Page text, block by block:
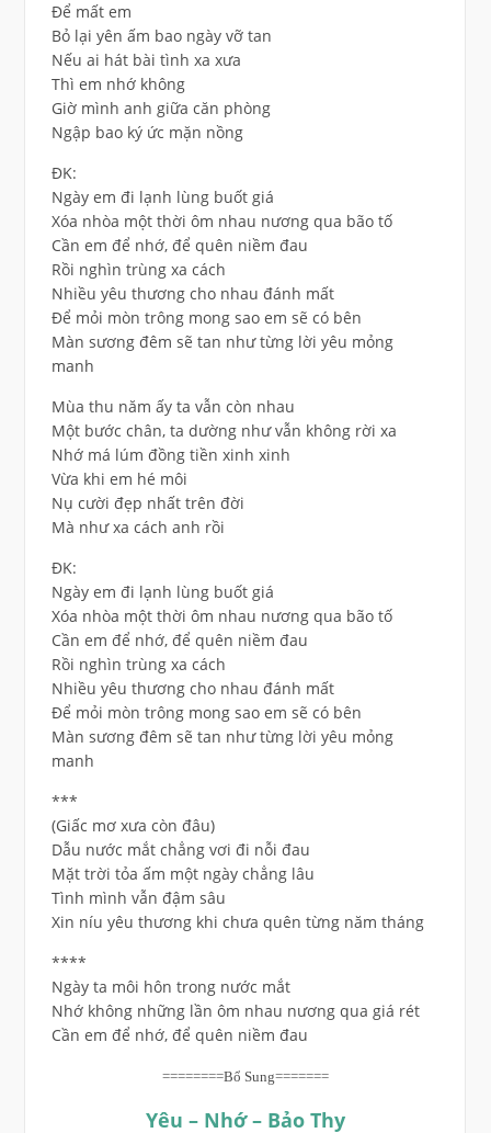
Để mất em
Bỏ lại yên ấm bao ngày vỡ tan
Nếu ai hát bài tình xa xưa
Thì em nhớ không
Giờ mình anh giữa căn phòng
Ngập bao ký ức mặn nồng
ĐK:
Ngày em đi lạnh lùng buốt giá
Xóa nhòa một thời ôm nhau nương qua bão tố
Cần em để nhớ, để quên niềm đau
Rồi nghìn trùng xa cách
Nhiều yêu thương cho nhau đánh mất
Để mỏi mòn trông mong sao em sẽ có bên
Màn sương đêm sẽ tan như từng lời yêu mỏng
manh
Mùa thu năm ấy ta vẫn còn nhau
Một bước chân, ta dường như vẫn không rời xa
Nhớ má lúm đồng tiền xinh xinh
Vừa khi em hé môi
Nụ cười đẹp nhất trên đời
Mà như xa cách anh rồi
ĐK:
Ngày em đi lạnh lùng buốt giá
Xóa nhòa một thời ôm nhau nương qua bão tố
Cần em để nhớ, để quên niềm đau
Rồi nghìn trùng xa cách
Nhiều yêu thương cho nhau đánh mất
Để mỏi mòn trông mong sao em sẽ có bên
Màn sương đêm sẽ tan như từng lời yêu mỏng
manh
***
(Giấc mơ xưa còn đâu)
Dẫu nước mắt chẳng vơi đi nỗi đau
Mặt trời tỏa ấm một ngày chẳng lâu
Tình mình vẫn đậm sâu
Xin níu yêu thương khi chưa quên từng năm tháng
****
Ngày ta môi hôn trong nước mắt
Nhớ không những lần ôm nhau nương qua giá rét
Cần em để nhớ, để quên niềm đau
========Bổ Sung=======
Yêu – Nhớ – Bảo Thy